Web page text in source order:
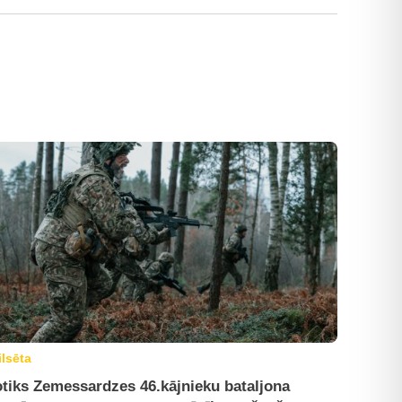
Zemessardzes 46.kājnieku bataljona